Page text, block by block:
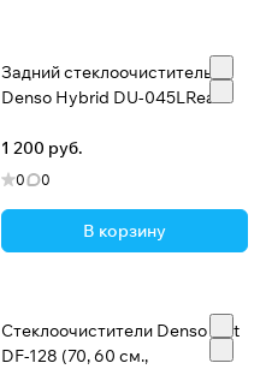
Задний стеклоочиститель
Denso Hybrid DU-045LRear
1 200 руб.
0 0
В корзину
Стеклоочистители Denso Flat
DF-128 (70, 60 см.,